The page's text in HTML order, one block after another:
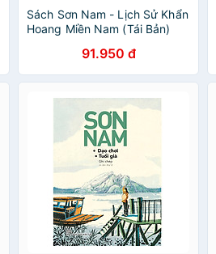
Sách Sơn Nam - Lịch Sử Khẩn
Hoang Miền Nam (Tái Bản)
91.950 đ